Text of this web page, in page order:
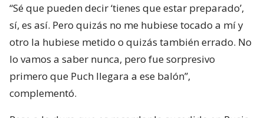
“Sé que pueden decir ‘tienes que estar preparado’,
sí, es así. Pero quizás no me hubiese tocado a mí y
otro la hubiese metido o quizás también errado. No
lo vamos a saber nunca, pero fue sorpresivo
primero que Puch llegara a ese balón”,
complementó.